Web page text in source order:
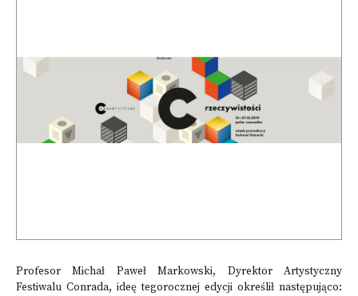
Profesor Michał Paweł Markowski, Dyrektor Artystyczny
Festiwalu Conrada, ideę tegorocznej edycji określił następująco: